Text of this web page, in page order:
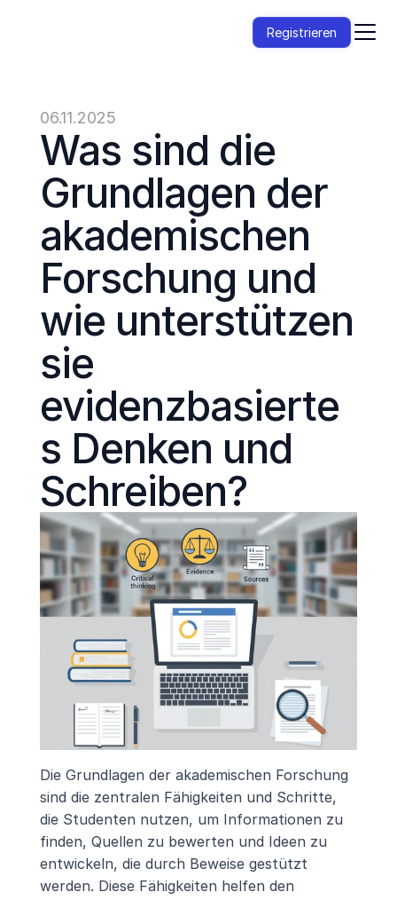
06.11.2025
Was sind die
Grundlagen der
akademischen
Forschung und
wie unterstützen
sie
evidenzbasierte
s Denken und
Schreiben?
Die Grundlagen der akademischen Forschung
sind die zentralen Fähigkeiten und Schritte,
die Studenten nutzen, um Informationen zu
finden, Quellen zu bewerten und Ideen zu
entwickeln, die durch Beweise gestützt
werden. Diese Fähigkeiten helfen den
Registrieren